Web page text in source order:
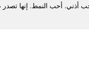
أذني. أحب النمط. إنها